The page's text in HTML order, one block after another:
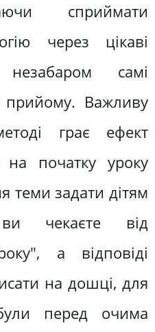
сприймати
через цікаві
самі
Важливу
грає ефект
початку уроку
теми задати дітям
чекаєте від
а відповіді
на дошці, для
перед очима